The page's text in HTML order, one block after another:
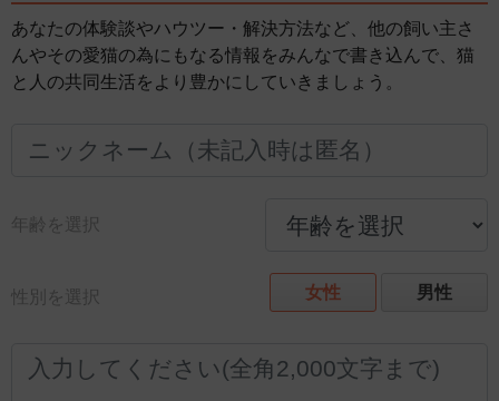
あなたの体験談やハウツー・解決方法など、他の飼い主さ
んやその愛猫の為にもなる情報をみんなで書き込んで、猫
と人の共同生活をより豊かにしていきましょう。
年齢を選択
性別を選択 女性 男性